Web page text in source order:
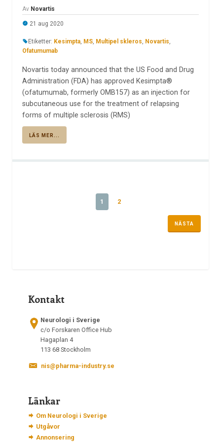
Av Novartis
21 aug 2020
Etiketter: Kesimpta, MS, Multipel skleros, Novartis,
Ofatumumab
Novartis today announced that the US Food and Drug
Administration (FDA) has approved Kesimpta®
(ofatumumab, formerly OMB157) as an injection for
subcutaneous use for the treatment of relapsing
forms of multiple sclerosis (RMS)
LÄS MER...
1 2
NÄSTA
Kontakt
Neurologi i Sverige
c/o Forskaren Office Hub
Hagaplan 4
113 68 Stockholm
nis@pharma-industry.se
Länkar
Om Neurologi i Sverige
Utgåvor
Annonsering